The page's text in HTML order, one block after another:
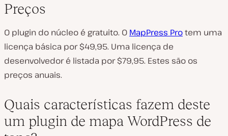
Preços
O plugin do núcleo é gratuito. O MapPress Protem uma
licença básica por $49,95. Uma licença de
desenvolvedor é listada por $79,95. Estes são os
preços anuais.
Quais características fazem deste
um plugin de mapa WordPress de